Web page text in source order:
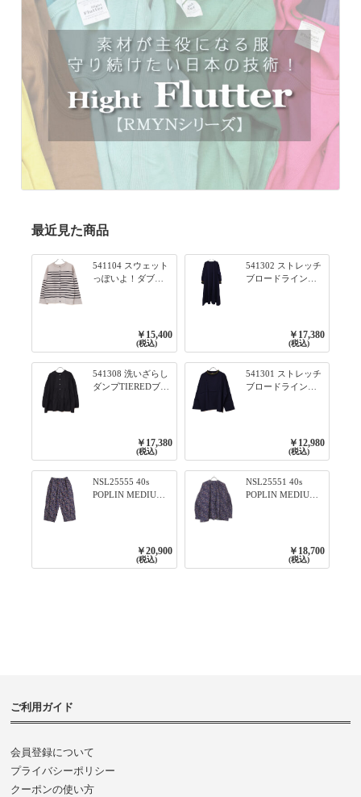
最近見た商品
541104 スウェット
っぽいよ！ダブル
プルオーバー 101オ
フベージュ×ネイビ
￥15,400
(税込)
541302 ストレッチ
ブロードライン入
ワンピース 79ネイ
￥17,380
(税込)
541308 洗いざらし
ダンプTIEREDブシ
￥17,380
(税込)
541301 ストレッチ
ブロードライン入
リブプルオーバー
79ネイビー
￥12,980
(税込)
NSL25555 40s
POPLIN MEDIUM
￥20,900
(税込)
NSL25551 40s
POPLIN MEDIUM
3800NAVY BASE
￥18,700
(税込)
ご利用ガイド
会員登録について
プライバシーポリシー
クーポンの使い方